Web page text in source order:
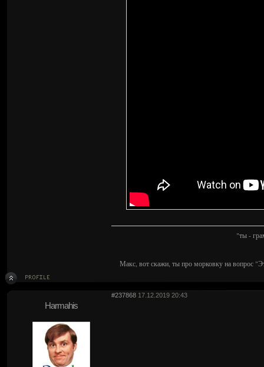
"ты -
Макс, вот скажи, ты про морковку на вопрос
#237868 17.12.2019 20:43
Harmahis